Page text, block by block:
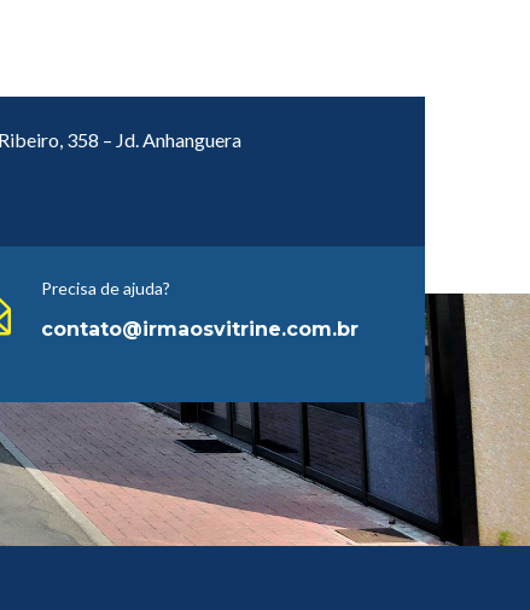
358 – Jd. Anhanguera
Precisa de ajuda?
contato@irmaosvitrine.com.br